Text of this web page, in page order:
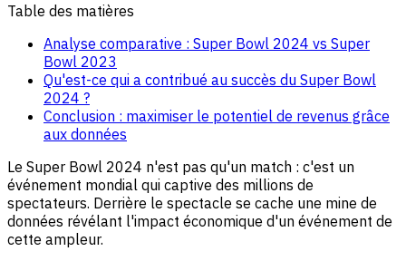
Table des matières
Analyse comparative : Super Bowl 2024 vs Super
Bowl 2023
Qu'est-ce qui a contribué au succès du Super Bowl
2024 ?
Conclusion : maximiser le potentiel de revenus grâce
aux données
Le Super Bowl 2024 n'est pas qu'un match : c'est un
événement mondial qui captive des millions de
spectateurs. Derrière le spectacle se cache une mine de
données révélant l'impact économique d'un événement de
cette ampleur.